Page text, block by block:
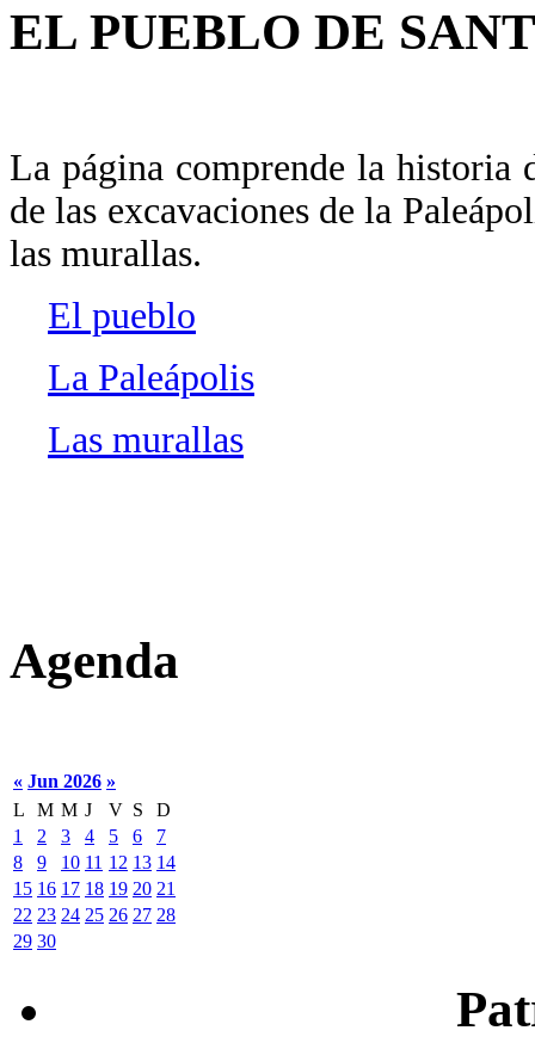
EL PUEBLO DE
La página comprende la historia
de las excavaciones de la
las murallas.
El pueblo
La Paleápolis
Las murallas
Agenda
« Jun 2026 »
L
M M J V S
D
1
2 3 4 5 6
7
8
9 10 11 12 13 14
15 16 17 18 19 20 21
22 23 24 25 26 27 28
29 30